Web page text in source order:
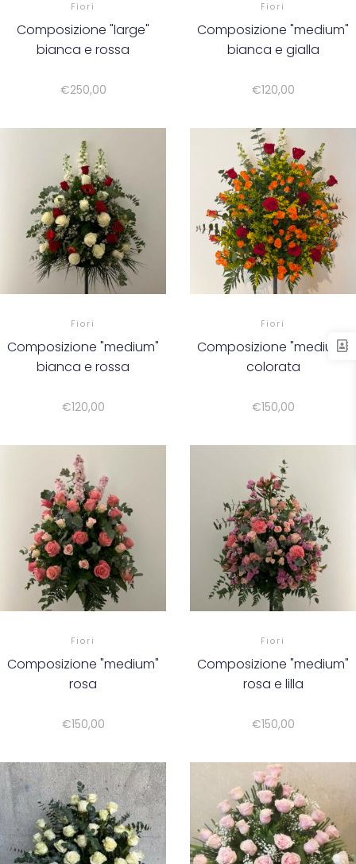
Fiori
Composizione "large"
bianca e rossa
€250,00
Fiori
Composizione "medium"
bianca e gialla
€120,00
Fiori
Composizione "medium"
bianca e rossa
€120,00
Fiori
Composizione "medium"
colorata
€150,00
Fiori
Composizione "medium"
rosa
€150,00
Fiori
Composizione "medium"
rosa e lilla
€150,00